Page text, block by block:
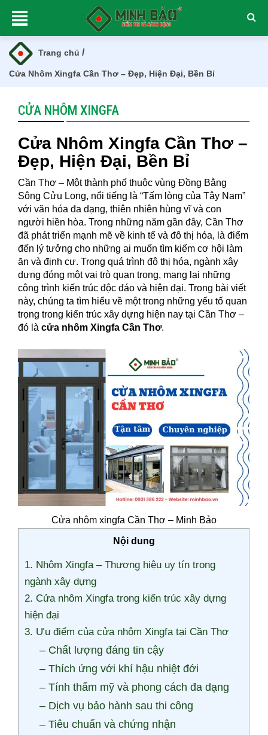
Trang chủ /
Cửa Nhôm Xingfa Cần Thơ – Đẹp, Hiện Đại, Bền Bỉ
CỬA NHÔM XINGFA
Cửa Nhôm Xingfa Cần Thơ –
Đẹp, Hiện Đại, Bền Bỉ
Cần Thơ – Một thành phố thuộc vùng Đồng Bằng
Sông Cửu Long, nổi tiếng là “Tấm lòng của Tây Nam”
với văn hóa đa dạng, thiên nhiên hùng vĩ và con
người hiền hòa. Trong những năm gần đây, Cần Thơ
đã phát triển mạnh mẽ về kinh tế và đô thị hóa, là điểm
đến lý tưởng cho những ai muốn tìm kiếm cơ hội làm
ăn và định cư. Trong quá trình đô thị hóa, ngành xây
dựng đóng một vai trò quan trọng, mang lại những
công trình kiến trúc độc đáo và hiện đại. Trong bài viết
này, chúng ta tìm hiểu về một trong những yếu tố quan
trọng trong kiến trúc xây dựng hiện nay tại Cần Thơ –
đó là cửa nhôm Xingfa Cần Thơ.
Cửa nhôm xingfa Cần Thơ – Minh Bảo
Nội dung
1. Nhôm Xingfa – Thương hiệu uy tín trong
ngành xây dựng
2. Cửa nhôm Xingfa trong kiến trúc xây dựng
hiện đại
3. Ưu điểm của cửa nhôm Xingfa tại Cần Thơ
– Chất lượng đáng tin cậy
– Thích ứng với khí hậu nhiệt đới
– Tính thẩm mỹ và phong cách đa dạng
– Dịch vụ bảo hành sau thi công
– Tiêu chuẩn và chứng nhận